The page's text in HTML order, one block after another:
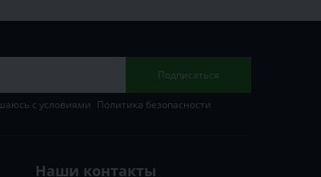
Подписаться
с условиями Политика безопасности
Наши контакты